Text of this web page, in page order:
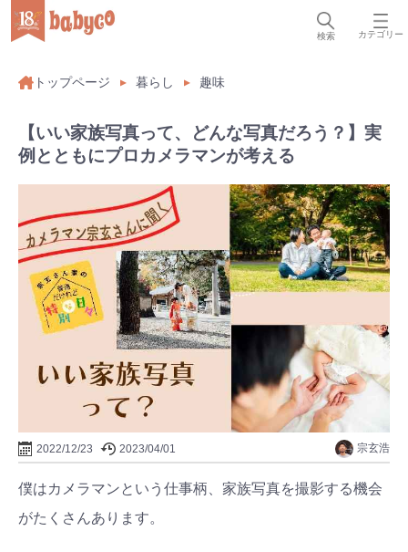
検索 カテゴリー
トップページ 暮らし 趣味
【いい家族写真って、どんな写真だろう？】実
例とともにプロカメラマンが考える
2022/12/23 2023/04/01 宗玄浩
僕はカメラマンという仕事柄、家族写真を撮影する機会
がたくさんあります。